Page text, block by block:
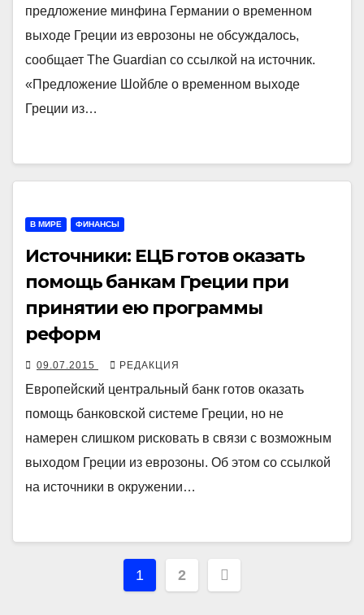
предложение минфина Германии о временном
выходе Греции из еврозоны не обсуждалось,
сообщает The Guardian со ссылкой на источник.
«Предложение Шойбле о временном выходе
Греции из…
В МИРЕ ФИНАНСЫ
Источники: ЕЦБ готов оказать
помощь банкам Греции при
принятии ею программы
реформ
09.07.2015 РЕДАКЦИЯ
Европейский центральный банк готов оказать
помощь банковской системе Греции, но не
намерен слишком рисковать в связи с возможным
выходом Греции из еврозоны. Об этом со ссылкой
на источники в окружении…
Навигация
1 2